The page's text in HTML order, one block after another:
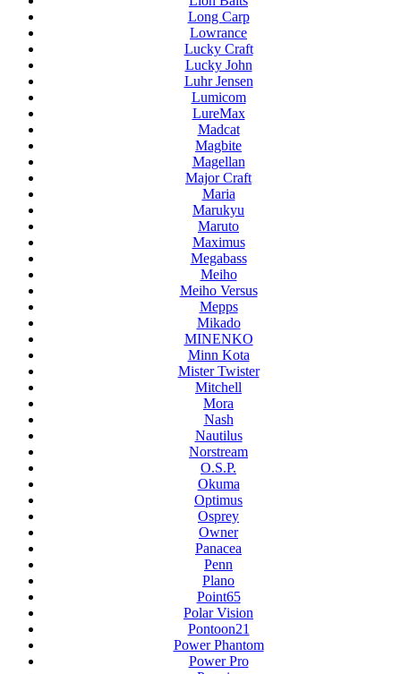
Long Carp
Lowrance
Lucky Craft
Lucky John
Luhr Jensen
Lumicom
LureMax
Madcat
Magbite
Magellan
Major Craft
Maria
Marukyu
Maruto
Maximus
Megabass
Meiho
Meiho Versus
Mepps
Mikado
MINENKO
Minn Kota
Mister Twister
Mitchell
Mora
Nash
Nautilus
Norstream
O.S.P.
Okuma
Optimus
Osprey
Owner
Panacea
Penn
Plano
Point65
Polar Vision
Pontoon21
Power Phantom
Power Pro